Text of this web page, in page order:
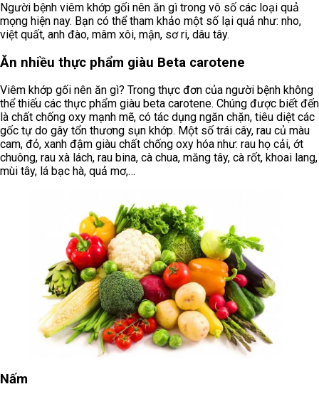
Người bệnh viêm khớp gối nên ăn gì trong vô số các loại quả
mọng hiện nay. Bạn có thể tham khảo một số lại quả như: nho,
việt quất, anh đào, mâm xôi, mận, sơ ri, dâu tây.
Ăn nhiều thực phẩm giàu Beta carotene
Viêm khớp gối nên ăn gì? Trong thực đơn của người bệnh không
thể thiếu các thực phẩm giàu beta carotene. Chúng được biết đến
là chất chống oxy mạnh mẽ, có tác dụng ngăn chặn, tiêu diệt các
gốc tự do gây tổn thương sụn khớp. Một số trái cây, rau củ màu
cam, đỏ, xanh đậm giàu chất chống oxy hóa như: rau họ cải, ớt
chuông, rau xà lách, rau bina, cà chua, măng tây, cà rốt, khoai lang,
mùi tây, lá bạc hà, quả mơ,…
Nấm